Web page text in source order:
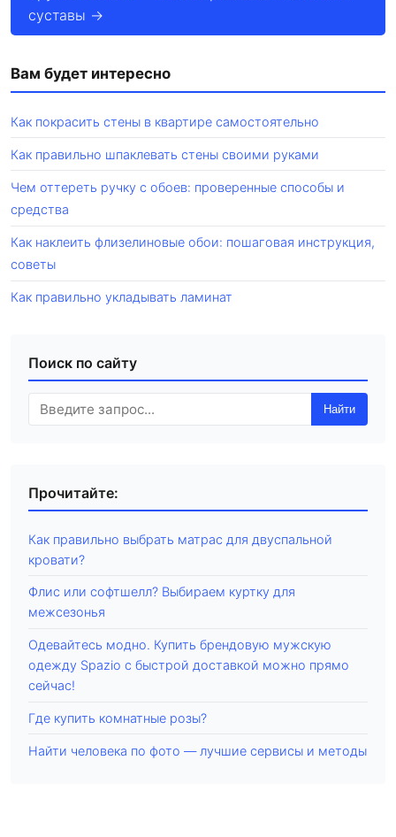
суставы →
Вам будет интересно
Как покрасить стены в квартире самостоятельно
Как правильно шпаклевать стены своими руками
Чем оттереть ручку с обоев: проверенные способы и
средства
Как наклеить флизелиновые обои: пошаговая инструкция,
советы
Как правильно укладывать ламинат
Поиск по сайту
Найти
Прочитайте:
Как правильно выбрать матрас для двуспальной
кровати?
Флис или софтшелл? Выбираем куртку для
межсезонья
Одевайтесь модно. Купить брендовую мужскую
одежду Spazio с быстрой доставкой можно прямо
сейчас!
Где купить комнатные розы?
Найти человека по фото — лучшие сервисы и методы